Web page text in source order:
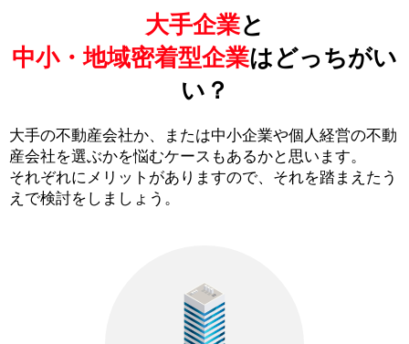
大手企業と
中小・地域密着型企業はどっちがい
い？
大手の不動産会社か、または中小企業や個人経営の不動
産会社を選ぶかを悩むケースもあるかと思います。
それぞれにメリットがありますので、それを踏まえたう
えで検討をしましょう。